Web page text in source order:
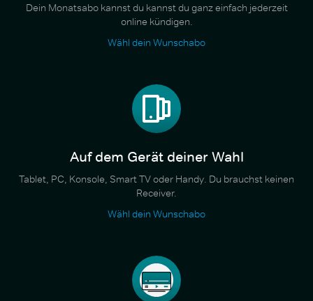
Dein Monatsabo kannst du kannst du ganz einfach jederzeit
online kündigen.
Wähl dein Wunschabo
Auf dem Gerät deiner Wahl
Tablet, PC, Konsole, Smart TV oder Handy. Du brauchst keinen
Receiver.
Wähl dein Wunschabo